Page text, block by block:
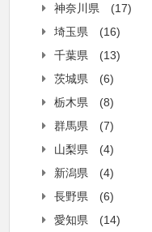
神奈川県
(17)
埼玉県
(16)
千葉県
(13)
茨城県
(6)
栃木県
(8)
群馬県
(7)
山梨県
(4)
新潟県
(4)
長野県
(6)
愛知県
(14)